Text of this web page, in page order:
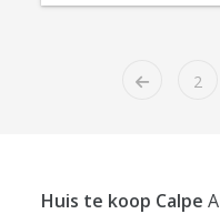
2
Huis te koop Calpe